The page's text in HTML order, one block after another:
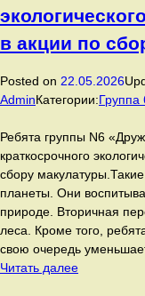
культуры.
групп
№
5,
10
сделали
шаг
к
здоровому
образу
жизни
—
сдавали
комплекс
в акции по
Posted on 22.05.2026
AdminКатегории:Группа
Ребята группы N6
краткосрочного
сбору
планеты. Они
природе. Вторичная
леса. Кроме того,
свою очередь
Читать далееРебята